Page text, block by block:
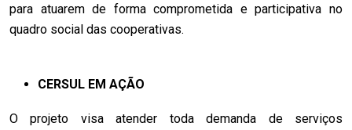
para atuarem de forma comprometida e participativa no
quadro social das cooperativas.
CERSUL EM AÇÃO
O projeto visa atender toda demanda de serviços